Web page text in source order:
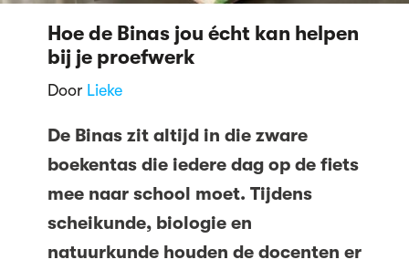
Hoe de Binas jou écht kan helpen
bij je proefwerk
Door Lieke
De Binas zit altijd in die zware
boekentas die iedere dag op de fiets
mee naar school moet. Tijdens
scheikunde, biologie en
natuurkunde houden de docenten er